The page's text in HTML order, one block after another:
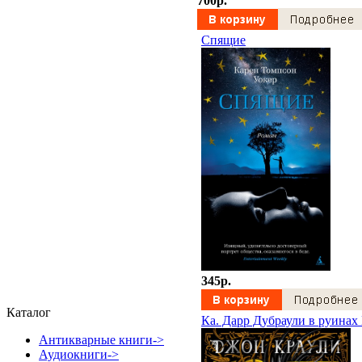
Каталог
Антикварные книги->
Аудиокниги->
Спящие
345p.
Ка. Дарр Дубраули в